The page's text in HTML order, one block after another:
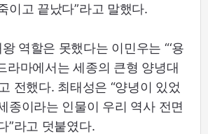
이고 끝났다”라고 말했다.
역할은 못했다는 이민우는 “‘용
라마에서는 세종의 큰형 양녕대
전했다. 최태성은 “양녕이 있었
종이라는 인물이 우리 역사 전면
”라고 덧붙였다.